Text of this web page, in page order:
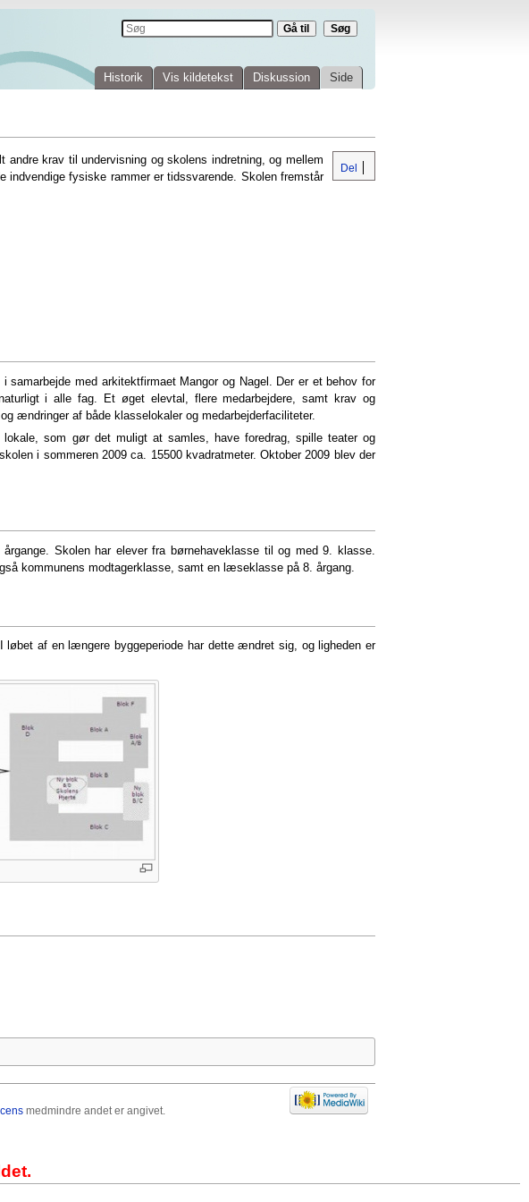
Side
Diskussion
Vis kildetekst
Historik
Del
krav til undervisning og skolens indretning, og mellem
indvendige fysiske rammer er tidssvarende. Skolen fremstår
samarbejde med arkitektfirmaet Mangor og Nagel. Der er et behov for
i alle fag. Et øget elevtal, flere medarbejdere, samt krav og
ændringer af både klasselokaler og medarbejderfaciliteter.
som gør det muligt at samles, have foredrag, spille teater og
i sommeren 2009 ca. 15500 kvadratmeter. Oktober 2009 blev der
Skolen har elever fra børnehaveklasse til og med 9. klasse.
kommunens modtagerklasse, samt en læseklasse på 8. årgang.
af en længere byggeperiode har dette ændret sig, og ligheden er
medmindre andet er angivet.